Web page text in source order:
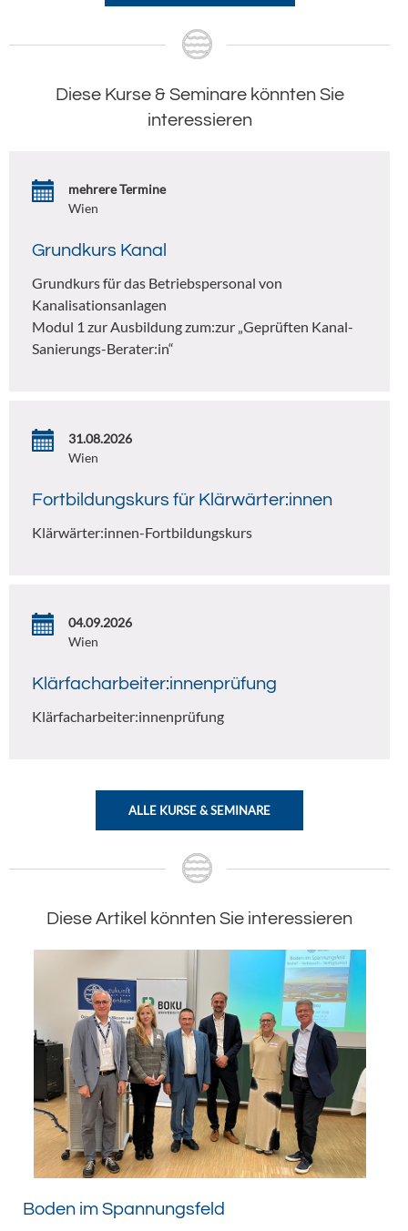
Diese Kurse & Seminare könnten Sie
interessieren
mehrere Termine
Wien
Grundkurs Kanal
Grundkurs für das Betriebspersonal von
Kanalisationsanlagen
Modul 1 zur Ausbildung zum:zur „Geprüften Kanal-
Sanierungs-Berater:in“
31.08.2026
Wien
Fortbildungskurs für Klärwärter:innen
Klärwärter:innen-Fortbildungskurs
04.09.2026
Wien
Klärfacharbeiter:innenprüfung
Klärfacharbeiter:innenprüfung
ALLE KURSE & SEMINARE
Diese Artikel könnten Sie interessieren
Boden im Spannungsfeld